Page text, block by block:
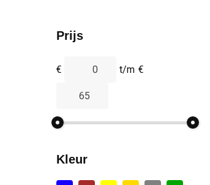
Prijs
€ t/m €
Kleur